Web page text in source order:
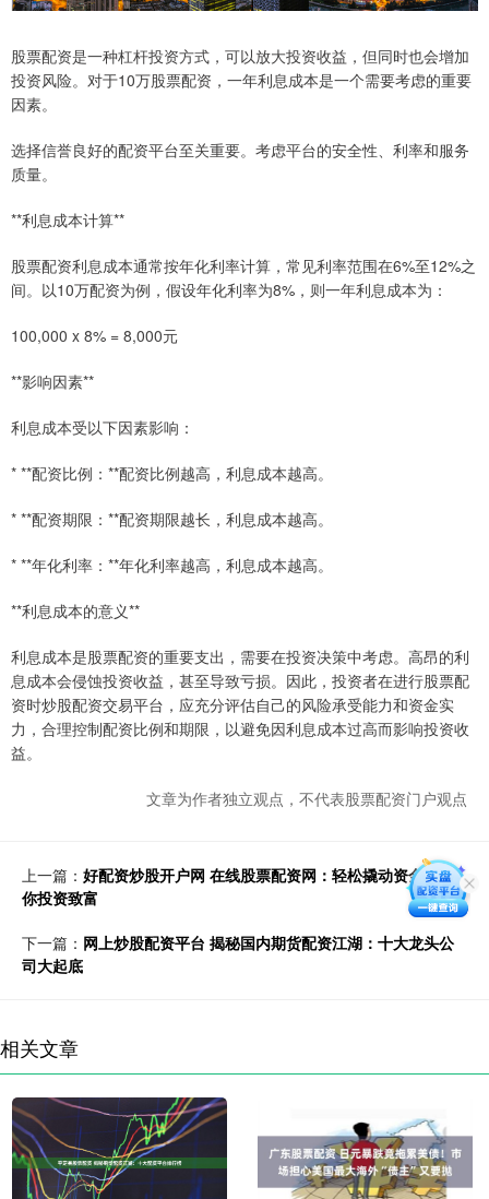
股票配资是一种杠杆投资方式，可以放大投资收益，但同时也会增加
投资风险。对于10万股票配资，一年利息成本是一个需要考虑的重要
因素。
选择信誉良好的配资平台至关重要。考虑平台的安全性、利率和服务
质量。
**利息成本计算**
股票配资利息成本通常按年化利率计算，常见利率范围在6%至12%之
间。以10万配资为例，假设年化利率为8%，则一年利息成本为：
100,000 x 8% = 8,000元
**影响因素**
利息成本受以下因素影响：
* **配资比例：**配资比例越高，利息成本越高。
* **配资期限：**配资期限越长，利息成本越高。
* **年化利率：**年化利率越高，利息成本越高。
**利息成本的意义**
利息成本是股票配资的重要支出，需要在投资决策中考虑。高昂的利
息成本会侵蚀投资收益，甚至导致亏损。因此，投资者在进行股票配
资时炒股配资交易平台，应充分评估自己的风险承受能力和资金实
力，合理控制配资比例和期限，以避免因利息成本过高而影响投资收
益。
文章为作者独立观点，不代表股票配资门户观点
上一篇： 好配资炒股开户网 在线股票配资网：轻松撬动资金，助
你投资致富
下一篇： 网上炒股配资平台 揭秘国内期货配资江湖：十大龙头公
司大起底
相关文章